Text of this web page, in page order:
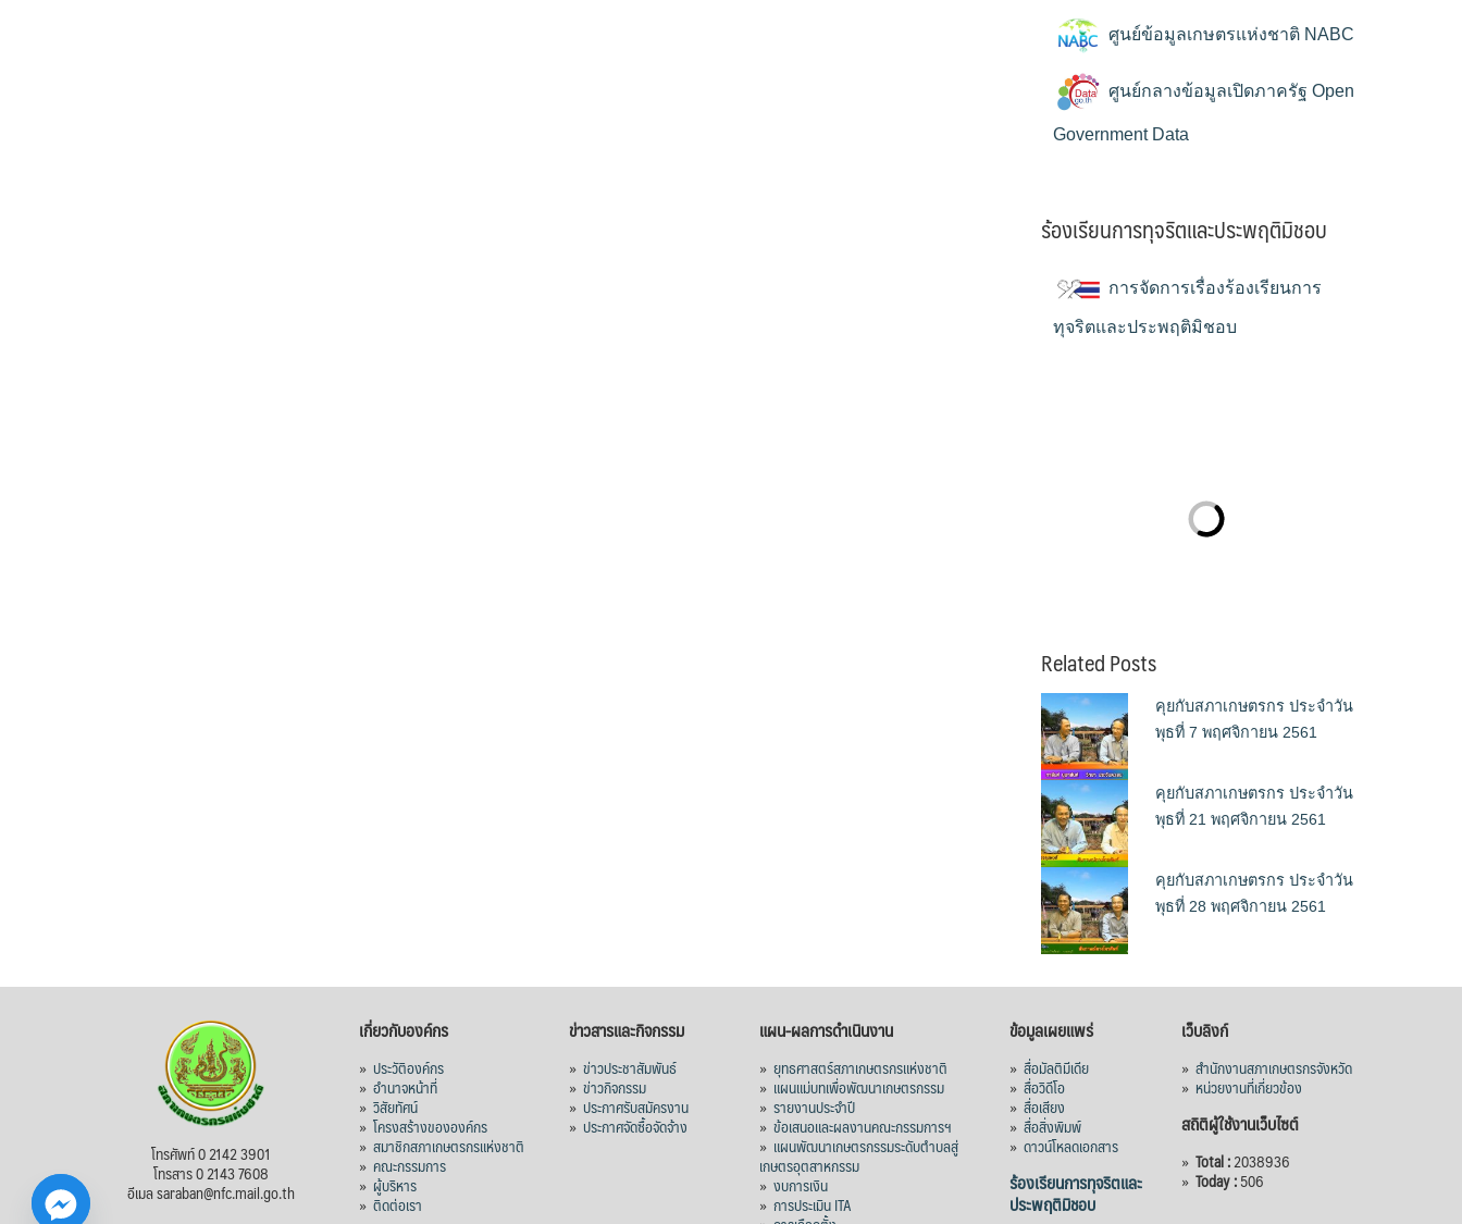
ศูนย์ข้อมูลเกษตรแห่งชาติ NABC
ศูนย์กลางข้อมูลเปิดภาครัฐ Open
Government Data
ร้องเรียนการทุจริตและประพฤติมิชอบ
การจัดการเรื่องร้องเรียนการ
ทุจริตและประพฤติมิชอบ
Related Posts
คุยกับสภาเกษตรกร ประจำวัน
พุธที่ 7 พฤศจิกายน 2561
คุยกับสภาเกษตรกร ประจำวัน
พุธที่ 21 พฤศจิกายน 2561
คุยกับสภาเกษตรกร ประจำวัน
พุธที่ 28 พฤศจิกายน 2561
โทรศัพท์ 0 2142 3901
โทรสาร 0 2143 7608
อีเมล saraban@nfc.mail.go.th
เกี่ยวกับองค์กร
»ประวัติองค์กร
»อำนาจหน้าที่
»วิสัยทัศน์
»โครงสร้างขององค์กร
»สมาชิกสภาเกษตรกรแห่งชาติ
»คณะกรรมการ
» ผู้บริหาร
»ติดต่อเรา
ข่าวสารและกิจกรรม
»ข่าวประชาสัมพันธ์
»ข่าวกิจกรรม
»ประกาศรับสมัครงาน
»ประกาศจัดซื้อจัดจ้าง
แผน-ผลการดำเนินงาน
» ยุทธศาสตร์สภาเกษตรกรแห่งชาติ
» แผนแม่บทเพื่อพัฒนาเกษตรกรรม
» รายงานประจำปี
» ข้อเสนอและผลงานคณะกรรมการฯ
» แผนพัฒนาเกษตรกรรมระดับตำบลสู่
เกษตรอุตสาหกรรม
» งบการเงิน
» การประเมิน ITA
ข้อมูลเผยแพร่
» สื่อมัลติมีเดีย
» สื่อวิดีโอ
» สื่อเสียง
» สื่อสิ่งพิมพ์
» ดาวน์โหลดเอกสาร
ร้องเรียนการทุจริตและ
ประพฤติมิชอบ
เว็บลิงก์
» สำนักงานสภาเกษตรกรจังหวัด
» หน่วยงานที่เกี่ยวข้อง
สถิติผู้ใช้งานเว็บไซต์
» Total :2038936
» Today :506